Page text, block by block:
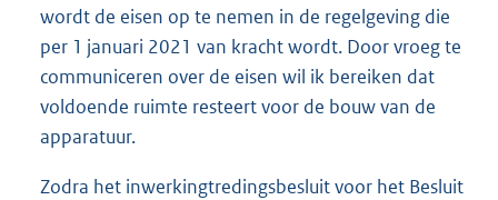
wordt de eisen op te nemen in de regelgeving die
per 1 januari 2021 van kracht wordt. Door vroeg te
communiceren over de eisen wil ik bereiken dat
voldoende ruimte resteert voor de bouw van de
apparatuur.
Zodra het inwerkingtredingsbesluit voor het Besluit